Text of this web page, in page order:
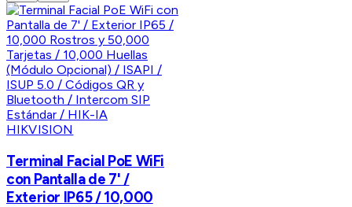
HIKVISION
Terminal Facial PoE WiFi
con Pantalla de 7' /
Exterior IP65 / 10,000